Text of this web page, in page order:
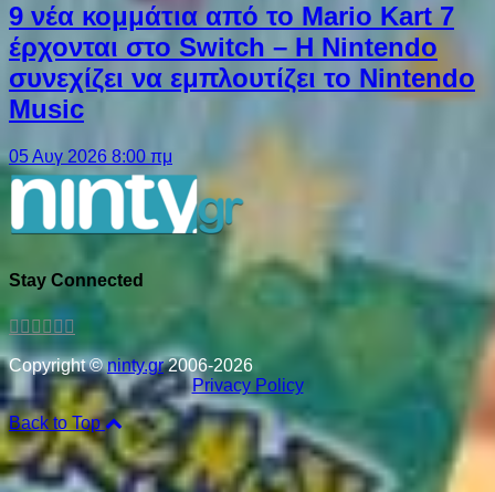
9 νέα κομμάτια από το Mario Kart 7
έρχονται στο Switch – Η Nintendo
συνεχίζει να εμπλουτίζει το Nintendo
Music
05 Αυγ 2026 8:00 πμ
Stay Connected
Copyright ©ninty.gr2006-2026
Privacy Policy
Back to Top